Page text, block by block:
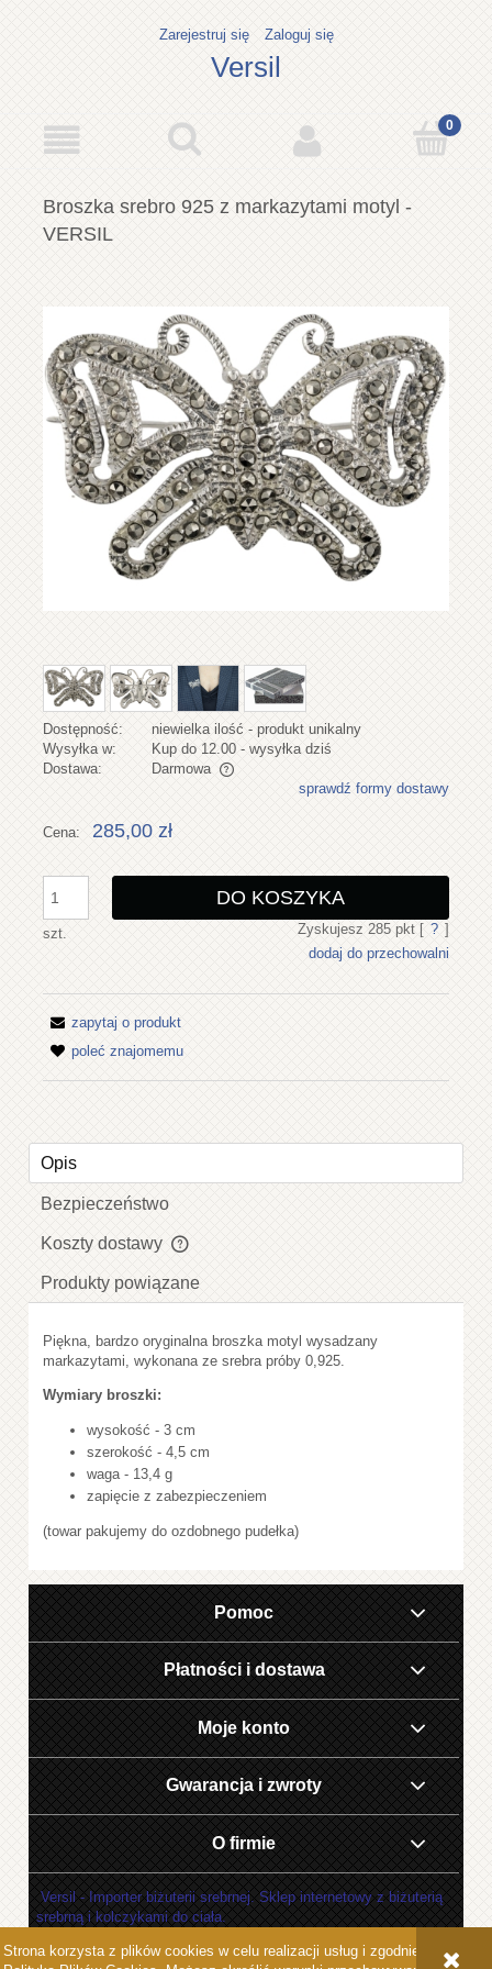
Strona korzysta z plików cookies w celu realizacji usług i zgodnie z
Zarejestruj się Zaloguj się
Versil
Broszka srebro 925 z markazytami motyl -
VERSIL
Dostępność:
niewielka ilość - produkt unikalny
Wysyłka w:
Kup do 12.00 - wysyłka dziś
Dostawa:
Darmowa
Cena nie zawiera ewentualnych kosztów płatności
sprawdź formy dostawy
Cena: 285,00 zł
szt.
DO KOSZYKA
Zyskujesz 285pkt [ ? ]
dodaj do przechowalni
zapytaj o produkt
poleć znajomemu
Opis
Bezpieczeństwo
Koszty dostawy
Cena nie zawiera ewentualnych kosztów płatności
Produkty powiązane
Piękna, bardzo oryginalna broszka motyl wysadzany
markazytami, wykonana ze srebra próby 0,925.
Wymiary broszki:
wysokość - 3 cm
szerokość - 4,5 cm
waga - 13,4 g
zapięcie z zabezpieczeniem
(towar pakujemy do ozdobnego pudełka)
Pomoc
Płatności i dostawa
Moje konto
Gwarancja i zwroty
O firmie
Versil - Importer biżuterii srebrnej. Sklep internetowy z biżuterią
srebrną i kolczykami do ciała.